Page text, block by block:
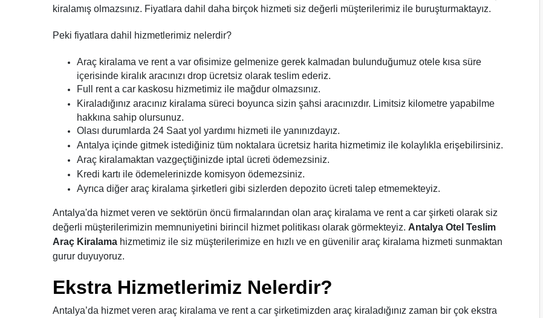
kiralamış olmazsınız. Fiyatlara dahil daha birçok hizmeti siz değerli müşterilerimiz ile buruşturmaktayız.
Peki fiyatlara dahil hizmetlerimiz nelerdir?
Araç kiralama ve rent a var ofisimize gelmenize gerek kalmadan bulunduğumuz otele kısa süre
içerisinde kiralık aracınızı drop ücretsiz olarak teslim ederiz.
Full rent a car kaskosu hizmetimiz ile mağdur olmazsınız.
Kiraladığınız aracınız kiralama süreci boyunca sizin şahsi aracınızdır. Limitsiz kilometre yapabilme
hakkına sahip olursunuz.
Olası durumlarda 24 Saat yol yardımı hizmeti ile yanınızdayız.
Antalya içinde gitmek istediğiniz tüm noktalara ücretsiz harita hizmetimiz ile kolaylıkla erişebilirsiniz.
Araç kiralamaktan vazgeçtiğinizde iptal ücreti ödemezsiniz.
Kredi kartı ile ödemelerinizde komisyon ödemezsiniz.
Ayrıca diğer araç kiralama şirketleri gibi sizlerden depozito ücreti talep etmemekteyiz.
Antalya'da hizmet veren ve sektörün öncü firmalarından olan araç kiralama ve rent a car şirketi olarak siz
değerli müşterilerimizin memnuniyetini birincil hizmet politikası olarak görmekteyiz. Antalya Otel Teslim
Araç Kiralama hizmetimiz ile siz müşterilerimize en hızlı ve en güvenilir araç kiralama hizmeti sunmaktan
gurur duyuyoruz.
Ekstra Hizmetlerimiz Nelerdir?
Antalya’da hizmet veren araç kiralama ve rent a car şirketimizden araç kiraladığınız zaman bir çok ekstra